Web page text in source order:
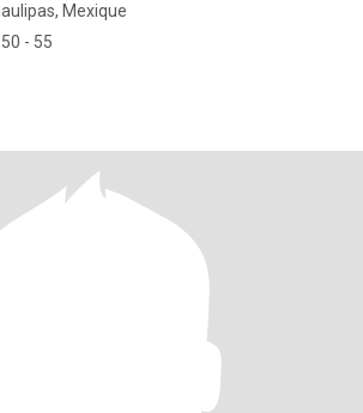
Mexique
- 55